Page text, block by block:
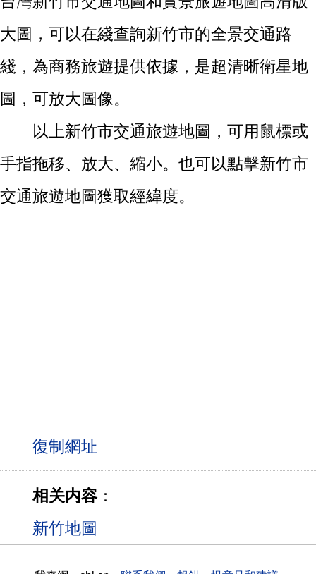
大圖，可以在綫查詢新竹市的全景交通路
綫，為商務旅遊提供依據，是超清晰衛星地
圖，可放大圖像。
以上新竹市交通旅遊地圖，可用鼠標或
手指拖移、放大、縮小。也可以點擊新竹市
交通旅遊地圖獲取經緯度。
相关内容：
新竹地圖